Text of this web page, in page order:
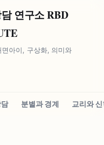
연구소 RBD
아이, 구상화, 의미와
분별과 경계 교리와